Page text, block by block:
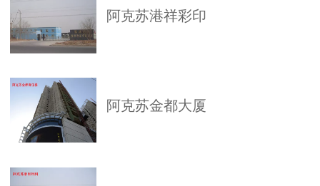
阿克苏港祥彩印
阿克苏金都大厦